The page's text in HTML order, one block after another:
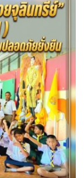
วัน
รพี“
อุดมคติ
นัก
กฎหมาย
ภาย
ใต้
วิกฤติ
ศรัทธา